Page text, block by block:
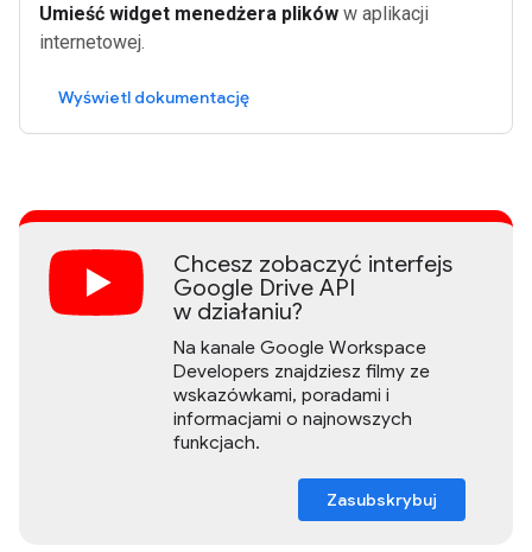
Umieść widget menedżera plików w aplikacji
internetowej.
Wyświetl dokumentację
Chcesz zobaczyć interfejs
Google Drive API
w działaniu?
Na kanale Google Workspace
Developers znajdziesz filmy ze
wskazówkami, poradami i
informacjami o najnowszych
funkcjach.
Zasubskrybuj